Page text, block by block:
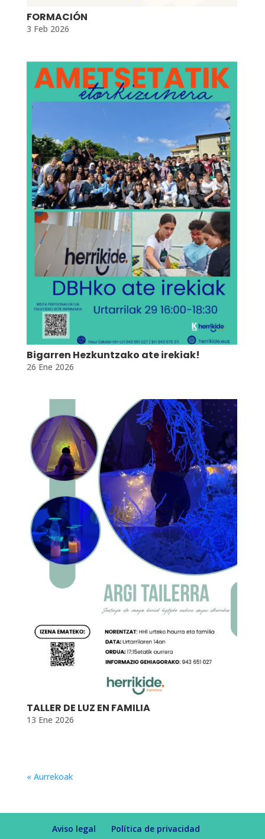
FORMACIÓN
3 Feb 2026
Bigarren Hezkuntzako ate irekiak!
26 Ene 2026
TALLER DE LUZ EN FAMILIA
13 Ene 2026
« Aurrekoak
Aviso legal
Política de privacidad